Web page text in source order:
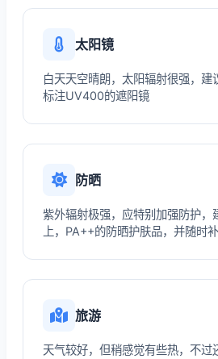
太阳镜
白天天空晴朗，太阳辐射很强，建
标注UV400的遮阳镜
防晒
紫外辐射极强，应特别加强防护，
上，PA++的防晒护肤品，并随时补
旅游
天气较好，但稍感觉有些热，不过